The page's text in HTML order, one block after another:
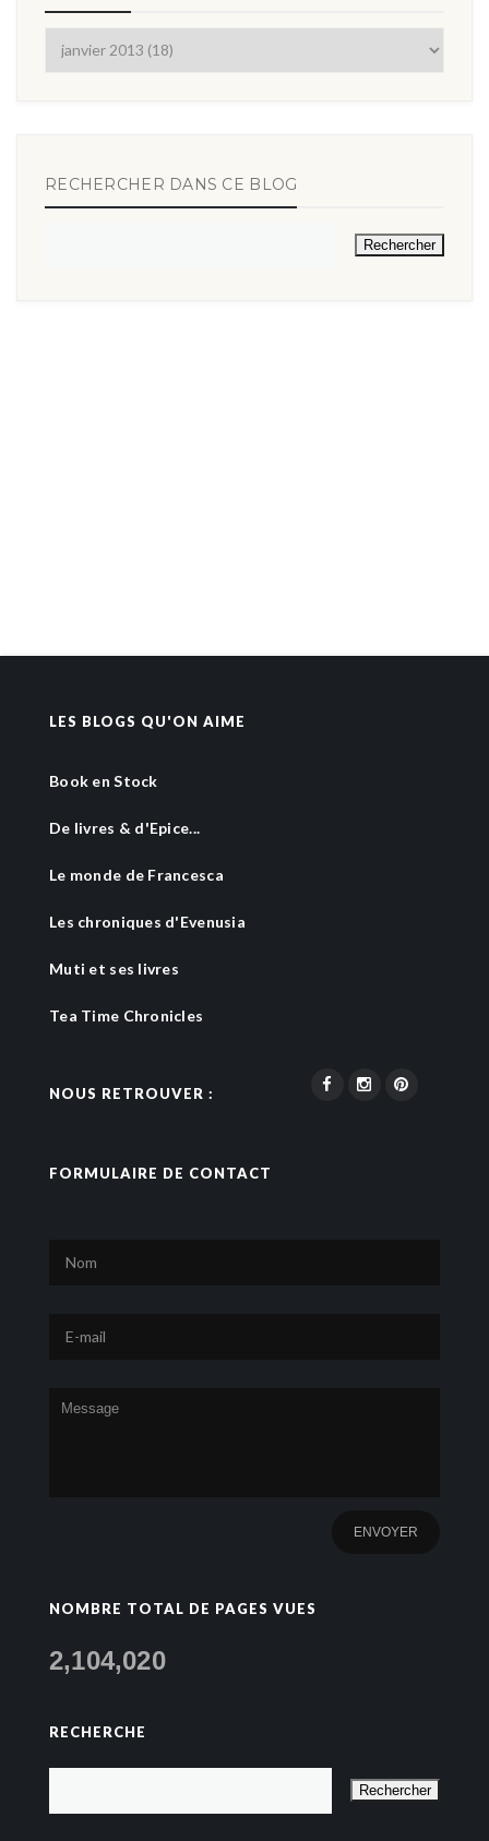
RECHERCHER DANS CE BLOG
LES BLOGS QU'ON AIME
Book en Stock
De livres & d'Epice...
Le monde de Francesca
Les chroniques d'Evenusia
Muti et ses livres
Tea Time Chronicles
NOUS RETROUVER :
FORMULAIRE DE CONTACT
NOMBRE TOTAL DE PAGES VUES
2,104,020
RECHERCHE